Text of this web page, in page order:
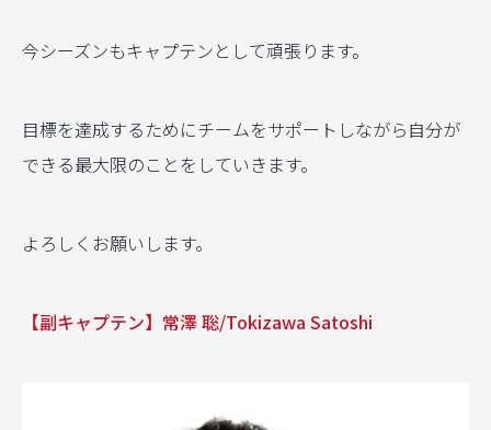
今シーズンもキャプテンとして頑張ります。
目標を達成するためにチームをサポートしながら自分が
できる最大限のことをしていきます。
よろしくお願いします。
【副キャプテン】常澤 聡/Tokizawa Satoshi